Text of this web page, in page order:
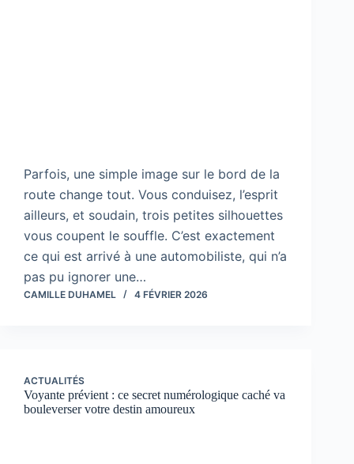
Parfois, une simple image sur le bord de la
route change tout. Vous conduisez, l’esprit
ailleurs, et soudain, trois petites silhouettes
vous coupent le souffle. C’est exactement
ce qui est arrivé à une automobiliste, qui n’a
pas pu ignorer une…
CAMILLE DUHAMEL 4 FÉVRIER 2026
ACTUALITÉS
Voyante prévient : ce secret numérologique caché va
bouleverser votre destin amoureux